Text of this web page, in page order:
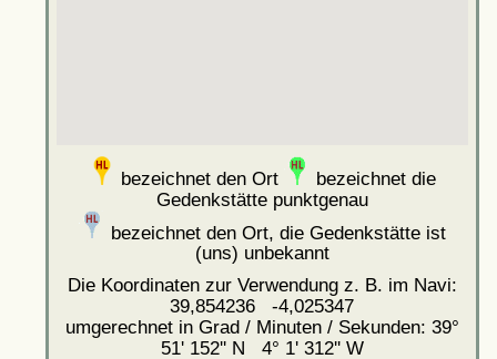
bezeichnet den Ort
bezeichnet die
Gedenkstätte punktgenau
bezeichnet den Ort, die Gedenkstätte ist
(uns) unbekannt
Die Koordinaten zur Verwendung z. B. im Navi:
39,854236 -4,025347
umgerechnet in Grad / Minuten / Sekunden: 39°
51' 152'' N 4° 1' 312'' W